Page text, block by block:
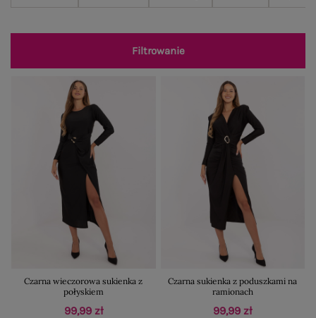
Filtrowanie
Czarna wieczorowa sukienka z
połyskiem
99,99 zł
Czarna sukienka z poduszkami na
ramionach
99,99 zł